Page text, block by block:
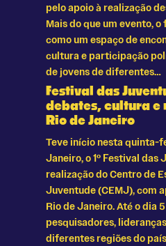
pelo apoio à realização
Mais do que um evento,
como um espaço de
cultura e participação
de jovens de diferentes…
Festival das
debates, cultura e
Rio de Janeiro
Teve início nesta quinta-
Janeiro, o 1º Festival das
realização do Centro de
Juventude (CEMJ), com
Rio de Janeiro. Até o dia
pesquisadores,
diferentes regiões do